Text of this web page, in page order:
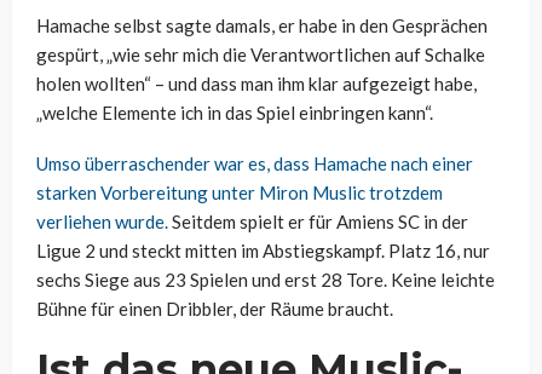
Hamache selbst sagte damals, er habe in den Gesprächen
gespürt, „wie sehr mich die Verantwortlichen auf Schalke
holen wollten“ – und dass man ihm klar aufgezeigt habe,
„welche Elemente ich in das Spiel einbringen kann“.
Umso überraschender war es, dass Hamache nach einer
starken Vorbereitung unter Miron Muslic trotzdem
verliehen wurde.Seitdem spielt er für Amiens SC in der
Ligue 2 und steckt mitten im Abstiegskampf. Platz 16, nur
sechs Siege aus 23 Spielen und erst 28 Tore. Keine leichte
Bühne für einen Dribbler, der Räume braucht.